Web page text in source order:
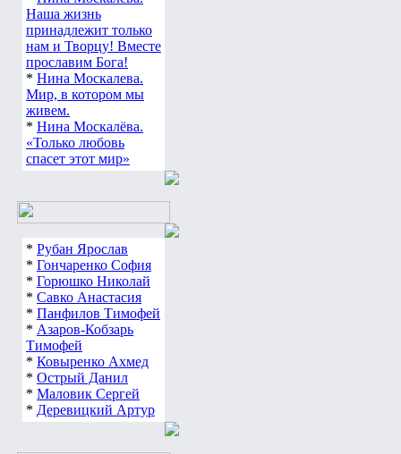
Наша жизнь
принадлежит только
нам и Творцу! Вместе
прославим Бога!
* Нина Москалева.
Мир, в котором мы
живем.
* Нина Москалёва.
«Только любовь
спасет этот мир»
* Рубан Ярослав
* Гончаренко София
* Горюшко Николай
* Савко Анастасия
* Панфилов Тимофей
* Азаров-Кобзарь
Тимофей
* Ковыренко Ахмед
* Острый Данил
* Маловик Сергей
* Деревицкий Артур